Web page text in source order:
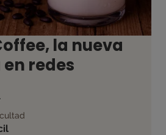
la nueva
redes